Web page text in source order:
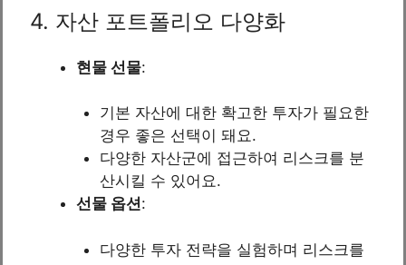
4. 자산 포트폴리오 다양화
현물 선물:
기본 자산에 대한 확고한 투자가 필요한
경우 좋은 선택이 돼요.
다양한 자산군에 접근하여 리스크를 분
산시킬 수 있어요.
선물 옵션:
다양한 투자 전략을 실험하며 리스크를